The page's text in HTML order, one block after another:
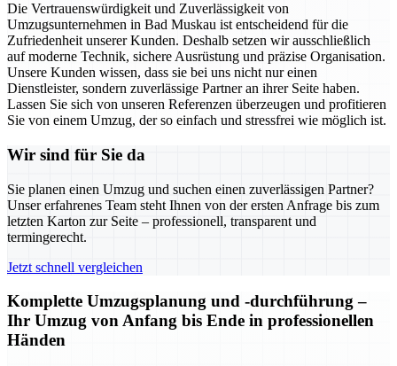
Die Vertrauenswürdigkeit und Zuverlässigkeit von
Umzugsunternehmen in Bad Muskau ist entscheidend für die
Zufriedenheit unserer Kunden. Deshalb setzen wir ausschließlich
auf moderne Technik, sichere Ausrüstung und präzise Organisation.
Unsere Kunden wissen, dass sie bei uns nicht nur einen
Dienstleister, sondern zuverlässige Partner an ihrer Seite haben.
Lassen Sie sich von unseren Referenzen überzeugen und profitieren
Sie von einem Umzug, der so einfach und stressfrei wie möglich ist.
Wir sind für Sie da
Sie planen einen Umzug und suchen einen zuverlässigen Partner?
Unser erfahrenes Team steht Ihnen von der ersten Anfrage bis zum
letzten Karton zur Seite – professionell, transparent und
termingerecht.
Jetzt schnell vergleichen
Komplette Umzugsplanung und -durchführung –
Ihr Umzug von Anfang bis Ende in professionellen
Händen